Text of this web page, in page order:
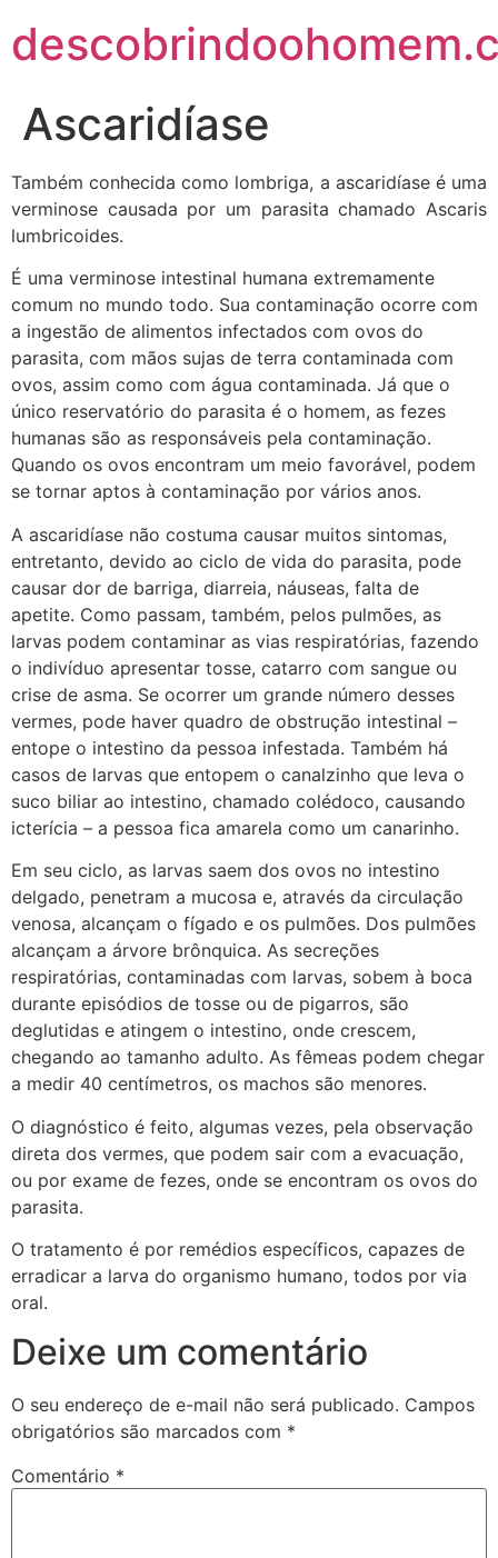
Ascaridíase
Também conhecida como lombriga, a ascaridíase é uma
verminose causada por um parasita chamado Ascaris
lumbricoides.
É uma verminose intestinal humana extremamente
comum no mundo todo. Sua contaminação ocorre com
a ingestão de alimentos infectados com ovos do
parasita, com mãos sujas de terra contaminada com
ovos, assim como com água contaminada. Já que o
único reservatório do parasita é o homem, as fezes
humanas são as responsáveis pela contaminação.
Quando os ovos encontram um meio favorável, podem
se tornar aptos à contaminação por vários anos.
A ascaridíase não costuma causar muitos sintomas,
entretanto, devido ao ciclo de vida do parasita, pode
causar dor de barriga, diarreia, náuseas, falta de
apetite. Como passam, também, pelos pulmões, as
larvas podem contaminar as vias respiratórias, fazendo
o indivíduo apresentar tosse, catarro com sangue ou
crise de asma. Se ocorrer um grande número desses
vermes, pode haver quadro de obstrução intestinal –
entope o intestino da pessoa infestada. Também há
casos de larvas que entopem o canalzinho que leva o
suco biliar ao intestino, chamado colédoco, causando
icterícia – a pessoa fica amarela como um canarinho.
Em seu ciclo, as larvas saem dos ovos no intestino
delgado, penetram a mucosa e, através da circulação
venosa, alcançam o fígado e os pulmões. Dos pulmões
alcançam a árvore brônquica. As secreções
respiratórias, contaminadas com larvas, sobem à boca
durante episódios de tosse ou de pigarros, são
deglutidas e atingem o intestino, onde crescem,
chegando ao tamanho adulto. As fêmeas podem chegar
a medir 40 centímetros, os machos são menores.
O diagnóstico é feito, algumas vezes, pela observação
direta dos vermes, que podem sair com a evacuação,
ou por exame de fezes, onde se encontram os ovos do
parasita.
O tratamento é por remédios específicos, capazes de
erradicar a larva do organismo humano, todos por via
oral.
Deixe um comentário
O seu endereço de e-mail não será publicado. Campos
obrigatórios são marcados com *
Comentário *